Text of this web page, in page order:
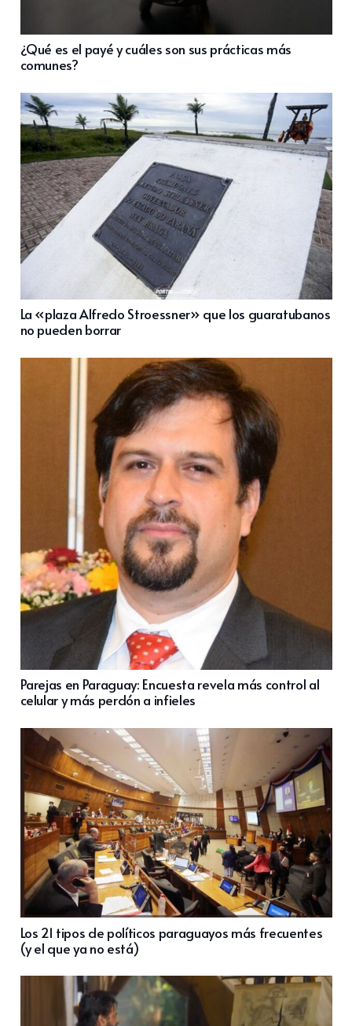
¿Qué es el payé y cuáles son sus prácticas más
comunes?
La «plaza Alfredo Stroessner» que los guaratubanos
no pueden borrar
Parejas en Paraguay: Encuesta revela más control al
celular y más perdón a infieles
Los 21 tipos de políticos paraguayos más frecuentes
(y el que ya no está)